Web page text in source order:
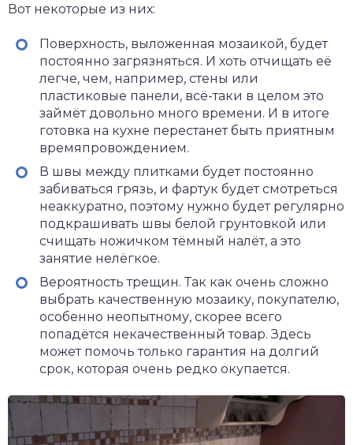
Вот некоторые из них:
Поверхность, выложенная мозаикой, будет
постоянно загрязняться. И хоть отчищать её
легче, чем, например, стены или
пластиковые панели, всё-таки в целом это
займёт довольно много времени. И в итоге
готовка на кухне перестанет быть приятным
времяпровождением.
В швы между плитками будет постоянно
забиваться грязь, и фартук будет смотреться
неаккуратно, поэтому нужно будет регулярно
подкрашивать швы белой грунтовкой или
счищать ножичком тёмный налёт, а это
занятие нелёгкое.
Вероятность трещин. Так как очень сложно
выбрать качественную мозаику, покупателю,
особенно неопытному, скорее всего
попадётся некачественный товар. Здесь
может помочь только гарантия на долгий
срок, которая очень редко окупается.